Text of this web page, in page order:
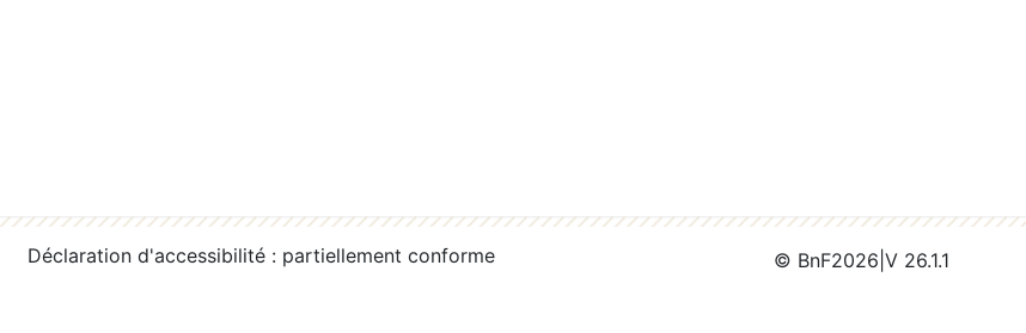
Déclaration d'accessibilité : partiellement conforme © BnF2026 V 26.1.1